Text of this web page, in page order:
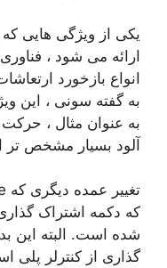
ارائه می شود ،
انواع بازخورد
به گفته سونی ، این
به عنوان مثال ،
آلود بسیار مشخص
که دکمه اشتراک
شده است. البته این